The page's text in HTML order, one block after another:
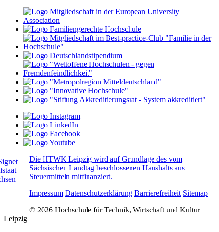
Die HTWK Leipzig wird auf Grundlage des vom
Sächsischen Landtag beschlossenen Haushalts aus
Steuermitteln mitfinanziert.
Impressum Datenschutzerklärung Barrierefreiheit Sitemap
© 2026 Hochschule für Technik, Wirtschaft und Kultur
Leipzig